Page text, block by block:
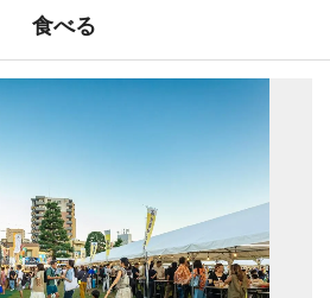
食べる